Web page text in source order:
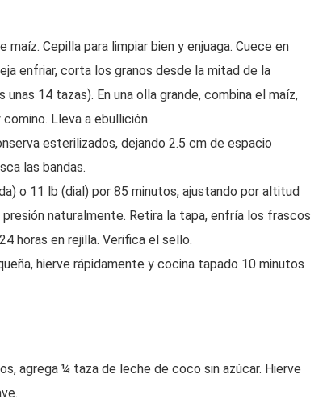
Cepilla para limpiar bien y enjuaga. Cuece en
enfriar, corta los granos desde la mitad de la
14 tazas). En una olla grande, combina el maíz,
Lleva a ebullición.
esterilizados, dejando 2.5 cm de espacio
las bandas.
o 11 lb (dial) por 85 minutos, ajustando por altitud
naturalmente. Retira la tapa, enfría los frascos
horas en rejilla. Verifica el sello.
hierve rápidamente y cocina tapado 10 minutos
agrega ¼ taza de leche de coco sin azúcar. Hierve